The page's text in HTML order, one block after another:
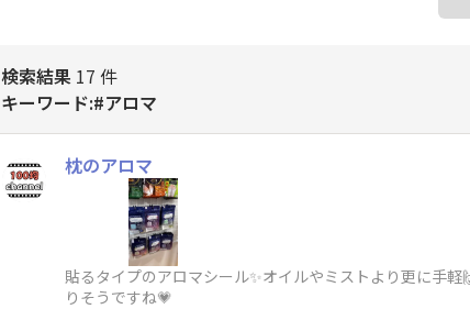
検索結果 17 件
キーワード:#アロマ
枕のアロマ
貼るタイプのアロマシール✨オイルやミストより更に手
りそうですね💗